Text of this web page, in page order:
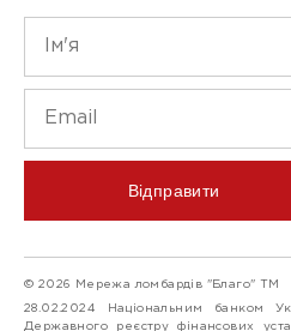
Відправити
© 2026 Мережа ломбардів "Благо" ТМ
28.02.2024 Національним банком
Державного реєстру фінансових